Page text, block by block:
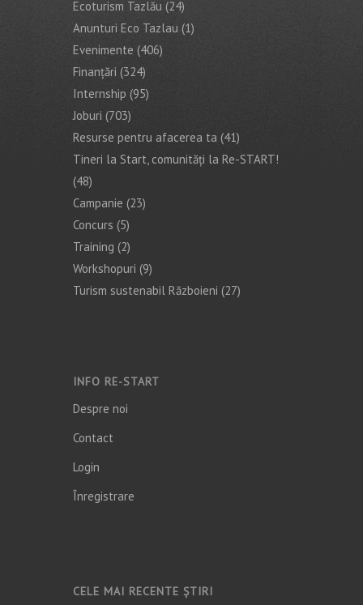
Ecoturism Tazlău (24)
Anunturi Eco Tazlau (1)
Evenimente (406)
Finanţări (324)
Internship (95)
Joburi (703)
Resurse pentru afacerea ta (41)
Tineri la Start, comunități la Re-START!
(48)
Campanie (23)
Concurs (5)
Training (2)
Workshopuri (9)
Turism sustenabil Războieni (27)
INFO RE-START
Despre noi
Contact
Login
Înregistrare
CELE MAI RECENTE ȘTIRI